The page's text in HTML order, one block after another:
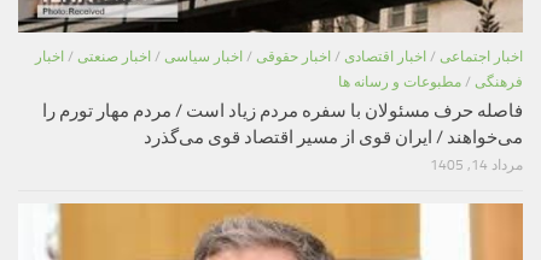
اخبار اجتماعی / اخبار اقتصادی / اخبار حقوقی / اخبار سیاسی / اخبار صنعتی / اخبار
فرهنگی / مطبوعات و رسانه ها
فاصله حرف مسئولان با سفره مردم زیاد است / مردم مهار تورم را
می‌خواهند / ایران قوی از مسیر اقتصاد قوی می‌گذرد
مرداد 14, 1405